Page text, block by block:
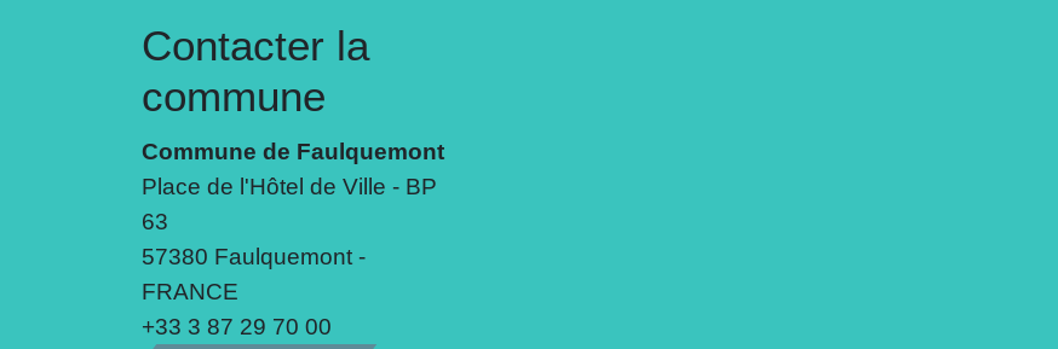
Contacter la
commune
Commune de Faulquemont
Place de l'Hôtel de Ville - BP
63
57380 Faulquemont -
FRANCE
+33 3 87 29 70 00